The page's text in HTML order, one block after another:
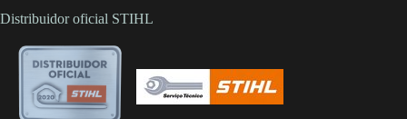
Distribuidor oficial STIHL